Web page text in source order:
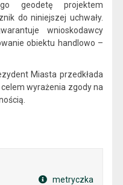
geodetę projektem
do niniejszej uchwały.
wnioskodawcy
obiektu handlowo –
Miasta przedkłada
wyrażenia zgody na
metryczka